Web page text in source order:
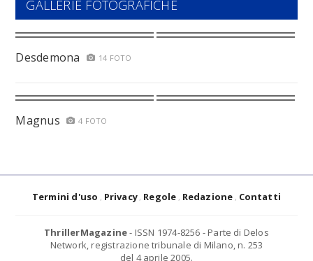
GALLERIE FOTOGRAFICHE
Desdemona 14 FOTO
Magnus 4 FOTO
Termini d'uso Privacy Regole Redazione Contatti
ThrillerMagazine- ISSN 1974-8256 - Parte di Delos
Network, registrazione tribunale di Milano, n. 253
del 4 aprile 2005.